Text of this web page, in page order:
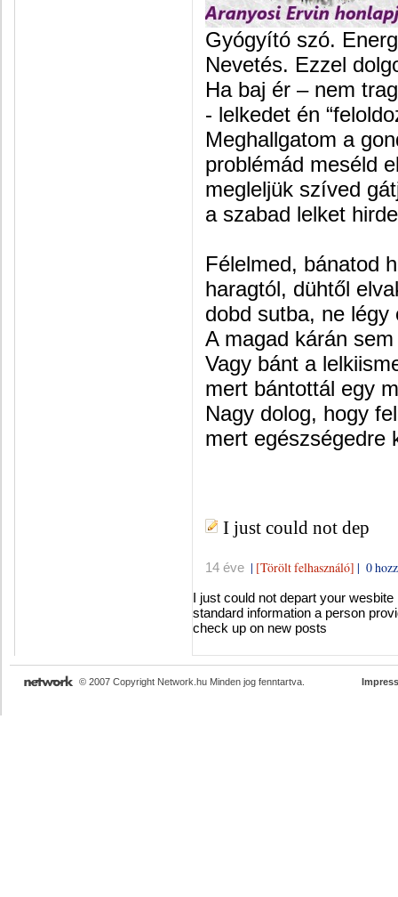
Gyógyító szó.
Nevetés. Ezzel
Ha baj ér – nem
- lelkedet én
Meghallgatom a
problémád meséld
megleljük szíved
a szabad lelket
Félelmed, bánatod
haragtól, dühtől
dobd sutba, ne légy
A magad kárán
Vagy bánt a
mert bántottál egy
Nagy dolog, hogy
mert egészségedre
I just could not dep
14 éve | [Törölt felhasználó] | 0
I just could not depart your
standard information a person
check up on new posts
© 2007 Copyright Network.hu Minden jog fenntartva.